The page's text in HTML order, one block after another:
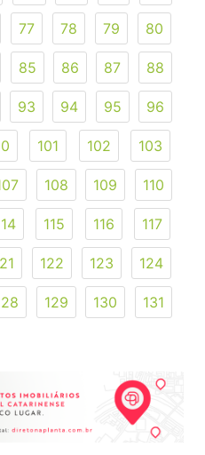
77 78 79 80
85 86 87 88
93 94 95 96
101 102 103
108 109 110
115 116 117
122 123 124
129 130 131